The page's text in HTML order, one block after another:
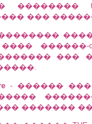
��������
���
������-
��� �
- ������ ���
�������
�������